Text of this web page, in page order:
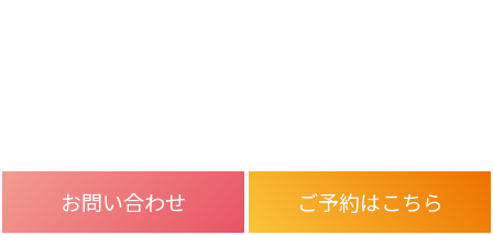
お問い合わせ ご予約はこちら